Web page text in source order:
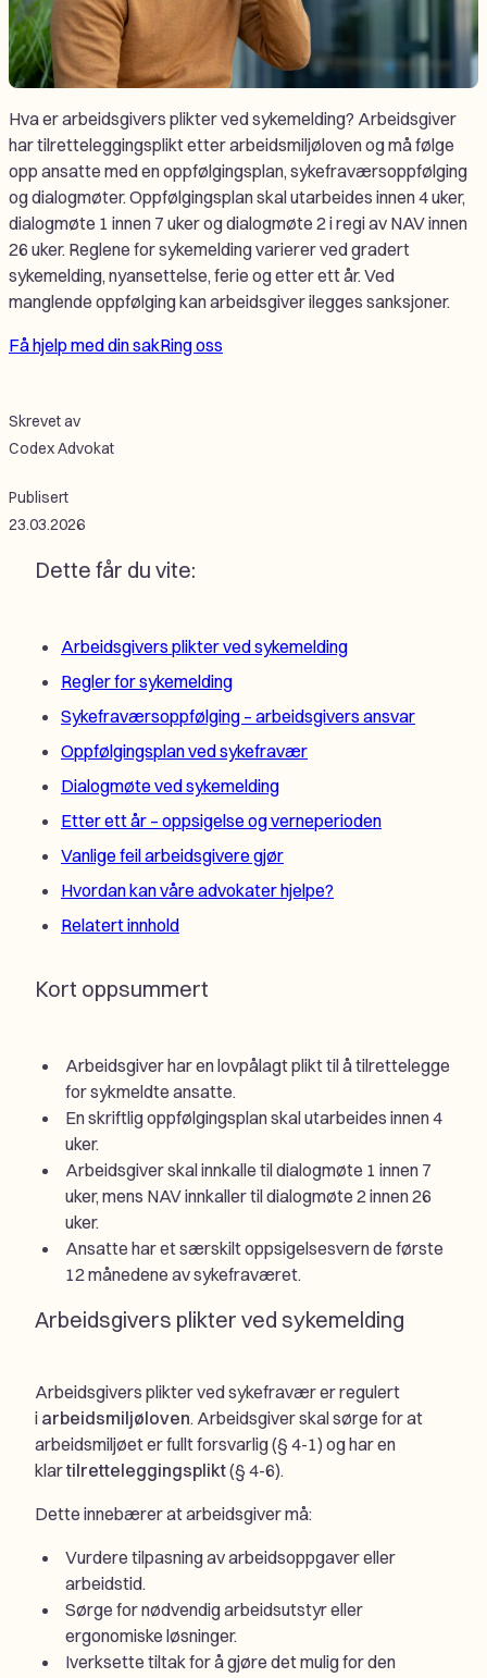
Hva er arbeidsgivers plikter ved sykemelding? Arbeidsgiver
har tilretteleggingsplikt etter arbeidsmiljøloven og må følge
opp ansatte med en oppfølgingsplan, sykefraværsoppfølging
og dialogmøter. Oppfølgingsplan skal utarbeides innen 4 uker,
dialogmøte 1 innen 7 uker og dialogmøte 2 i regi av NAV innen
26 uker. Reglene for sykemelding varierer ved gradert
sykemelding, nyansettelse, ferie og etter ett år. Ved
manglende oppfølging kan arbeidsgiver ilegges sanksjoner.
Få hjelp med din sakRing oss
Skrevet av
Codex Advokat
Publisert
23.03.2026
Dette får du vite:
Arbeidsgivers plikter ved sykemelding
Regler for sykemelding
Sykefraværsoppfølging – arbeidsgivers ansvar
Oppfølgingsplan ved sykefravær
Dialogmøte ved sykemelding
Etter ett år – oppsigelse og verneperioden
Vanlige feil arbeidsgivere gjør
Hvordan kan våre advokater hjelpe?
Relatert innhold
Kort oppsummert
Arbeidsgiver har en lovpålagt plikt til å tilrettelegge
for sykmeldte ansatte.
En skriftlig oppfølgingsplan skal utarbeides innen 4
uker.
Arbeidsgiver skal innkalle til dialogmøte 1 innen 7
uker, mens NAV innkaller til dialogmøte 2 innen 26
uker.
Ansatte har et særskilt oppsigelsesvern de første
12 månedene av sykefraværet.
Arbeidsgivers plikter ved sykemelding
Arbeidsgivers plikter ved sykefravær er regulert
i arbeidsmiljøloven. Arbeidsgiver skal sørge for at
arbeidsmiljøet er fullt forsvarlig (§ 4-1) og har en
klartilretteleggingsplikt(§ 4-6).
Dette innebærer at arbeidsgiver må:
Vurdere tilpasning av arbeidsoppgaver eller
arbeidstid.
Sørge for nødvendig arbeidsutstyr eller
ergonomiske løsninger.
Iverksette tiltak for å gjøre det mulig for den